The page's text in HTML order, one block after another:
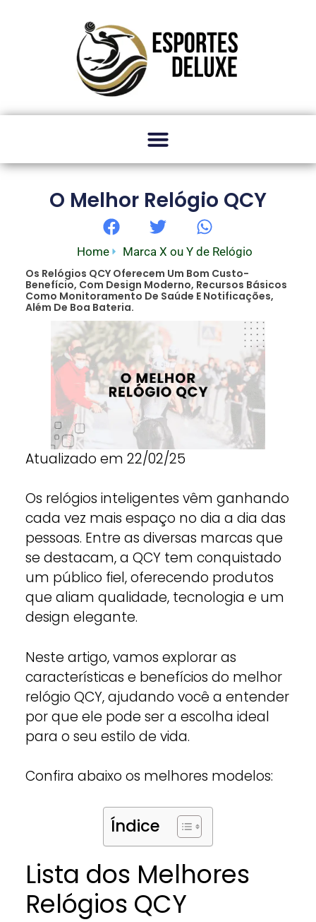
O Melhor Relógio QCY
Home
Marca X ou Y de Relógio
Os Relógios QCY Oferecem Um Bom Custo-
Benefício, Com Design Moderno, Recursos Básicos
Como Monitoramento De Saúde E Notificações,
Além De Boa Bateria.
Atualizado em 22/02/25
Os relógios inteligentes vêm ganhando
cada vez mais espaço no dia a dia das
pessoas. Entre as diversas marcas que
se destacam, a QCY tem conquistado
um público fiel, oferecendo produtos
que aliam qualidade, tecnologia e um
design elegante.
Neste artigo, vamos explorar as
características e benefícios do melhor
relógio QCY, ajudando você a entender
por que ele pode ser a escolha ideal
para o seu estilo de vida.
Confira abaixo os melhores modelos:
Índice
Lista dos Melhores
Relógios QCY